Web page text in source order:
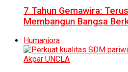
7 Tahun Gemawira:
Membangun Bangsa
Humaniora